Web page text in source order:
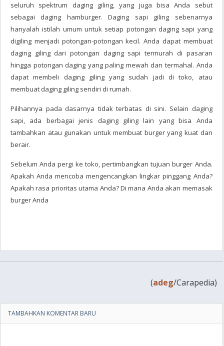
seluruh spektrum daging giling, yang juga bisa Anda sebut
sebagai daging hamburger. Daging sapi giling sebenarnya
hanyalah istilah umum untuk setiap potongan daging sapi yang
digiling menjadi potongan-potongan kecil. Anda dapat membuat
daging giling dari potongan daging sapi termurah di pasaran
hingga potongan daging yang paling mewah dan termahal. Anda
dapat membeli daging giling yang sudah jadi di toko, atau
membuat daging giling sendiri di rumah.
Pilihannya pada dasarnya tidak terbatas di sini. Selain daging
sapi, ada berbagai jenis daging giling lain yang bisa Anda
tambahkan atau gunakan untuk membuat burger yang kuat dan
berair.
Sebelum Anda pergi ke toko, pertimbangkan tujuan burger Anda.
Apakah Anda mencoba mengencangkan lingkar pinggang Anda?
Apakah rasa prioritas utama Anda? Di mana Anda akan memasak
burger Anda
(adeg/Carapedia)
TAMBAHKAN KOMENTAR BARU